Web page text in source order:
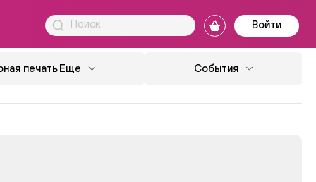
Войти
печать Еще События